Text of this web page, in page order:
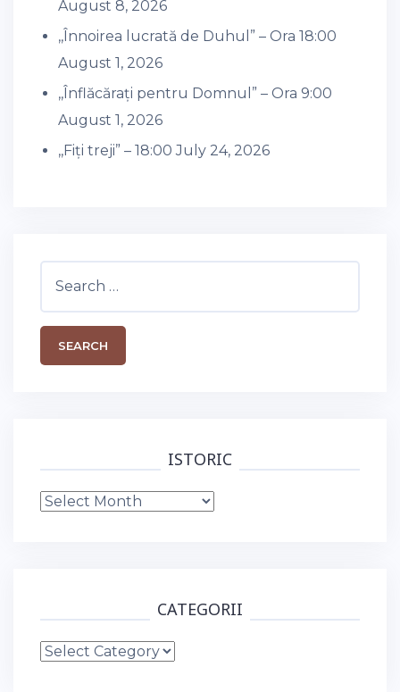
August 8, 2026
,,Înnoirea lucrată de Duhul” – Ora 18:00
August 1, 2026
,,Înflăcărați pentru Domnul” – Ora 9:00
August 1, 2026
,,Fiți treji” – 18:00 July 24, 2026
ISTORIC
Istoric
CATEGORII
Categorii